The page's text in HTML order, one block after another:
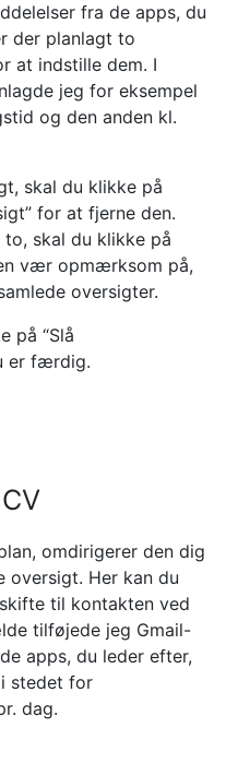
fra de apps, du
der planlagt to
at indstille dem. I
jeg for eksempel
og den anden kl.
skal du klikke på
for at fjerne den.
skal du klikke på
vær opmærksom på,
oversigter.
på “Slå
er færdig.
omdirigerer den dig
oversigt. Her kan du
til kontakten ved
tilføjede jeg Gmail-
apps, du leder efter,
stedet for
dag.